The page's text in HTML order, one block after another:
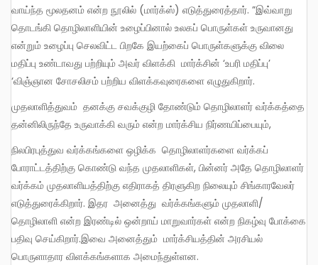
வாய்ந்த மூலதனம் என்ற நூலில் (மார்க்ஸ்) எடுத்துரைத்தார். ”இவ்வாறு
தொடங்கி தொழிலாளியின் உழைப்பினால் உலகப் பொருள்கள் உருவானது
என்றும் உழைப்பு செலவிட்ட பிறகே இயற்கைப் பொருள்களுக்கு விலை
மதிப்பு உண்டாவது பற்றியும் அவர் விளக்கி மார்க்சின் ‘உபரி மதிப்பு’
‘விஞ்ஞான சோசலிசம் பற்றிய விளக்கவுரைகளை எழுதுகிறார்.
முதலாளித்துவம் தனக்கு சவக்குழி தோண்டும் தொழிலாளர் வர்க்கத்தை
தன்னிலிருந்தே உருவாக்கி வரும் என்ற மார்க்சிய நிர்ணயிப்பையும்,
நிலபிரபுத்துவ வர்க்கங்களை ஒழிக்க தொழிலாளர்களை வர்க்கப்
போராட்டத்திற்கு கொண்டு வந்த முதலாளிகள், பின்னர் அதே தொழிலாளர்
வர்க்கம் முதலாளியத்திற்கு எதிராகத் திரளுகிற நிலையும் சிங்காரவேலர்
எடுத்துரைக்கிறார். இதர அனைத்து வர்க்கங்களும் முதலாளி/
தொழிலாளி என்ற இரண்டில் ஒன்றாய் மாறுவார்கள் என்ற நிகழ்வு போக்கை
பதிவு செய்கிறார்.இவை அனைத்தும் மார்க்சியத்தின் அரசியல்
பொருளாதார விளக்கங்களாக அமைந்துள்ளன.